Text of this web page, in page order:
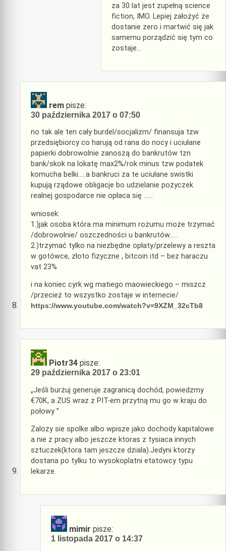
za 30 lat jest zupełną science
fiction, IMO. Lepiej założyć że
dostanie zero i martwić się jak
samemu porządzić się tym co
zostaje…
rem pisze:
30 października 2017 o 07:50
no tak ale ten cały burdel/socjalizm/ finansuja tzw
przedsiębiorcy co harują od rana do nocy i uciułane
papierki dobrowolnie zanoszą do bankrutów tzn
bank/skok na lokatę max2%/rok minus tzw podatek
komucha belki…..a bankruci za te uciułane swistki
kupują rządowe obligacje bo udzielanie pożyczek
realnej gospodarce nie opłaca się ……
wniosek:
1.)jak osoba która ma minimum rozumu może trzymać
/dobrowolnie/ oszczedności u bankrutów…..
2.)trzymać tylko na niezbędne opłaty/przelewy a reszta
w gotówce, złoto fizyczne , bitcoin itd – bez haraczu
vat 23%
i na koniec cyrk wg matiego maowieckiego – miszcz
/przecież to wszystko zostaje w internecie/
https://www.youtube.com/watch?v=9XZM_32cTb8
Piotr34 pisze:
29 października 2017 o 23:01
„Jeśli burżuj generuje zagranicą dochód, powiedzmy
€70K, a ZUS wraz z PIT-em przytną mu go w kraju do
połowy ”
Zalozy sie spolke albo wpisze jako dochody kapitalowe
a nie z pracy albo jeszcze ktoras z tysiaca innych
sztuczek(ktora tam jeszcze dziala).Jedyni ktorzy
dostana po tylku to wysokoplatni etatowcy typu
lekarze.
mimir pisze:
1 listopada 2017 o 14:37